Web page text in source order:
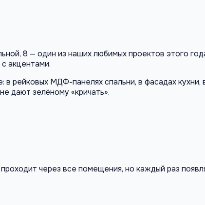
8 — один из наших любимых проектов этого
акцентами.
рейковых МДФ-панелях спальни, в фасадах
дают зелёному «кричать».
через все помещения, но каждый раз